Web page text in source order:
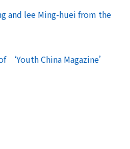
and lee Ming-huei from the
China Magazine’